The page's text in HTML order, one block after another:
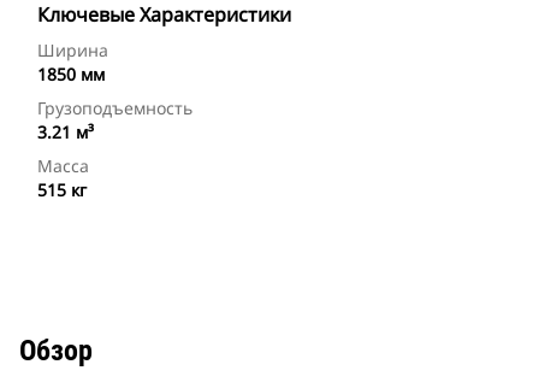
Ключевые Характеристики
Ширина
1850 мм
Грузоподъемность
3.21 м³
Масса
515 кг
Обзор